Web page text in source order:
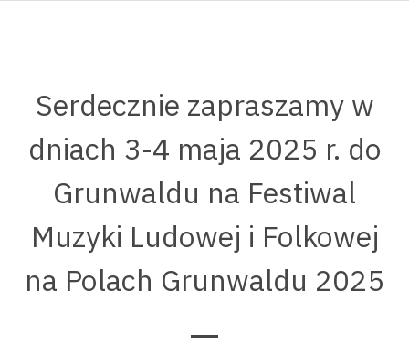
Serdecznie zapraszamy w
dniach 3-4 maja 2025 r. do
Grunwaldu na Festiwal
Muzyki Ludowej i Folkowej
na Polach Grunwaldu 2025